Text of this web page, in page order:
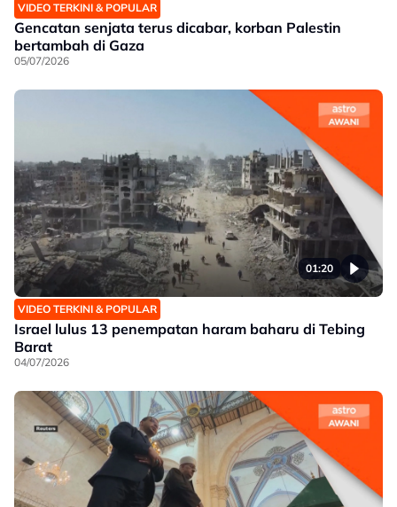
VIDEO TERKINI & POPULAR
Gencatan senjata terus dicabar, korban Palestin
bertambah di Gaza
05/07/2026
01:20
VIDEO TERKINI & POPULAR
Israel lulus 13 penempatan haram baharu di Tebing
Barat
04/07/2026